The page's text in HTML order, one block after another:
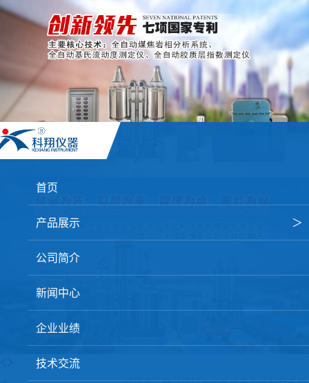
首页
产品展示 ＞
焦炭高温性能检测系统
球团矿/烧结矿/块矿高温冶金性能检测系统
高炉配吹煤检测设备
公司简介
新闻中心
企业业绩
技术交流